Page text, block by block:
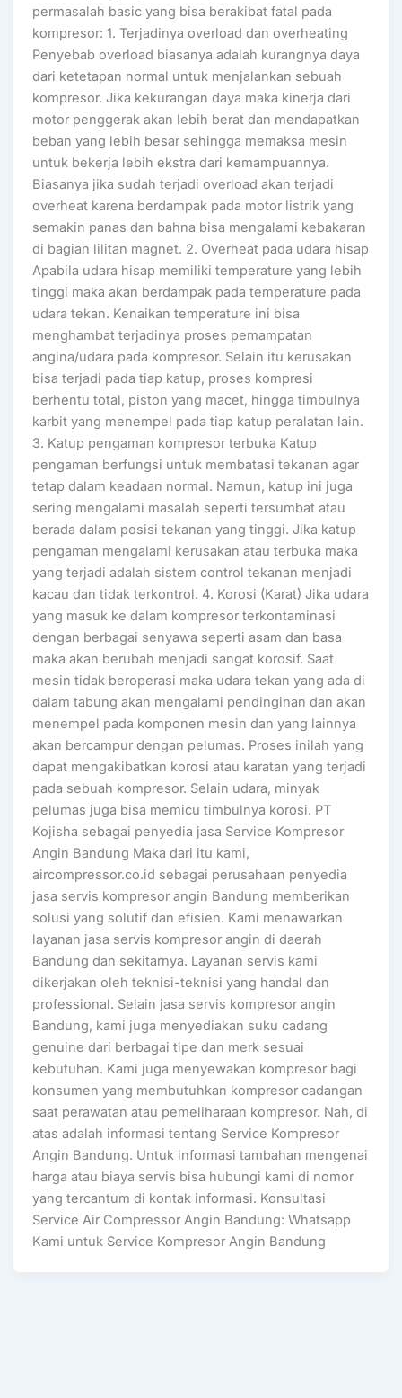
permasalah basic yang bisa berakibat fatal pada
kompresor: 1. Terjadinya overload dan overheating
Penyebab overload biasanya adalah kurangnya daya
dari ketetapan normal untuk menjalankan sebuah
kompresor. Jika kekurangan daya maka kinerja dari
motor penggerak akan lebih berat dan mendapatkan
beban yang lebih besar sehingga memaksa mesin
untuk bekerja lebih ekstra dari kemampuannya.
Biasanya jika sudah terjadi overload akan terjadi
overheat karena berdampak pada motor listrik yang
semakin panas dan bahna bisa mengalami kebakaran
di bagian lilitan magnet. 2. Overheat pada udara hisap
Apabila udara hisap memiliki temperature yang lebih
tinggi maka akan berdampak pada temperature pada
udara tekan. Kenaikan temperature ini bisa
menghambat terjadinya proses pemampatan
angina/udara pada kompresor. Selain itu kerusakan
bisa terjadi pada tiap katup, proses kompresi
berhentu total, piston yang macet, hingga timbulnya
karbit yang menempel pada tiap katup peralatan lain.
3. Katup pengaman kompresor terbuka Katup
pengaman berfungsi untuk membatasi tekanan agar
tetap dalam keadaan normal. Namun, katup ini juga
sering mengalami masalah seperti tersumbat atau
berada dalam posisi tekanan yang tinggi. Jika katup
pengaman mengalami kerusakan atau terbuka maka
yang terjadi adalah sistem control tekanan menjadi
kacau dan tidak terkontrol. 4. Korosi (Karat) Jika udara
yang masuk ke dalam kompresor terkontaminasi
dengan berbagai senyawa seperti asam dan basa
maka akan berubah menjadi sangat korosif. Saat
mesin tidak beroperasi maka udara tekan yang ada di
dalam tabung akan mengalami pendinginan dan akan
menempel pada komponen mesin dan yang lainnya
akan bercampur dengan pelumas. Proses inilah yang
dapat mengakibatkan korosi atau karatan yang terjadi
pada sebuah kompresor. Selain udara, minyak
pelumas juga bisa memicu timbulnya korosi. PT
Kojisha sebagai penyedia jasa Service Kompresor
Angin Bandung Maka dari itu kami,
aircompressor.co.id sebagai perusahaan penyedia
jasa servis kompresor angin Bandung memberikan
solusi yang solutif dan efisien. Kami menawarkan
layanan jasa servis kompresor angin di daerah
Bandung dan sekitarnya. Layanan servis kami
dikerjakan oleh teknisi-teknisi yang handal dan
professional. Selain jasa servis kompresor angin
Bandung, kami juga menyediakan suku cadang
genuine dari berbagai tipe dan merk sesuai
kebutuhan. Kami juga menyewakan kompresor bagi
konsumen yang membutuhkan kompresor cadangan
saat perawatan atau pemeliharaan kompresor. Nah, di
atas adalah informasi tentang Service Kompresor
Angin Bandung. Untuk informasi tambahan mengenai
harga atau biaya servis bisa hubungi kami di nomor
yang tercantum di kontak informasi. Konsultasi
Service Air Compressor Angin Bandung: Whatsapp
Kami untuk Service Kompresor Angin Bandung